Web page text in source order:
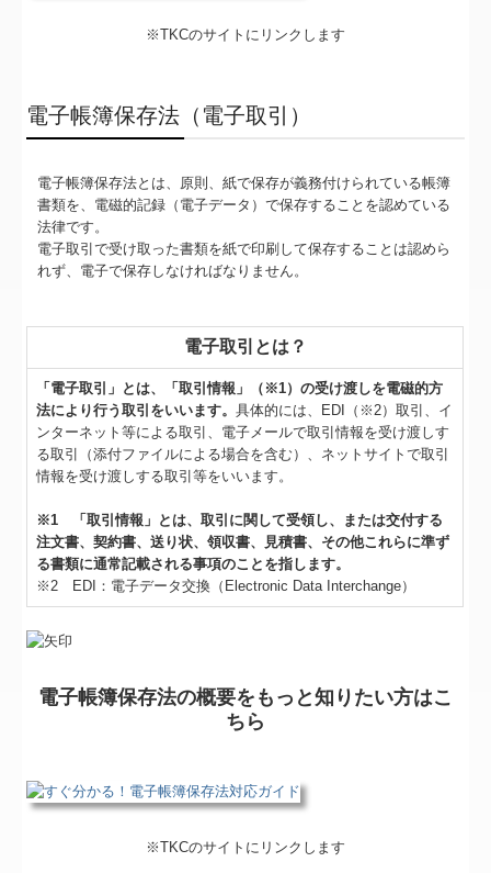
※TKCのサイトにリンクします
電子帳簿保存法（電子取引）
電子帳簿保存法とは、原則、紙で保存が義務付けられている帳簿
書類を、電磁的記録（電子データ）で保存することを認めている
法律です。
電子取引で受け取った書類を紙で印刷して保存することは認めら
れず、電子で保存しなければなりません。
電子取引とは？
「電子取引」とは、「取引情報」（※1）の受け渡しを電磁的方
法により行う取引をいいます。具体的には、EDI（※2）取引、イ
ンターネット等による取引、電子メールで取引情報を受け渡しす
る取引（添付ファイルによる場合を含む）、ネットサイトで取引
情報を受け渡しする取引等をいいます。
※1 「取引情報」とは、取引に関して受領し、または交付する
注文書、契約書、送り状、領収書、見積書、その他これらに準ず
る書類に通常記載される事項のことを指します。
※2 EDI：電子データ交換（Electronic Data Interchange）
電子帳簿保存法の概要をもっと知りたい方はこ
ちら
※TKCのサイトにリンクします